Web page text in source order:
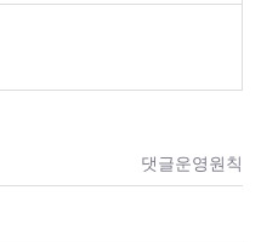
댓글운영원칙